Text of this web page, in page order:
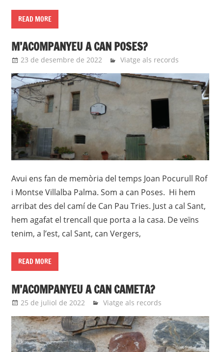
READ MORE
M’ACOMPANYEU A CAN POSES?
23 de desembre de 2022 Eli
Viatge als records
Avui ens fan de memòria del temps Joan Pocurull Rof
i Montse Villalba Palma. Som a can Poses. Hi hem
arribat des del camí de Can Pau Tries. Just a cal Sant,
hem agafat el trencall que porta a la casa. De veïns
tenim, a l’est, cal Sant, can Vergers,
READ MORE
M’ACOMPANYEU A CAN CAMETA?
25 de juliol de 2022 Eli
Viatge als records